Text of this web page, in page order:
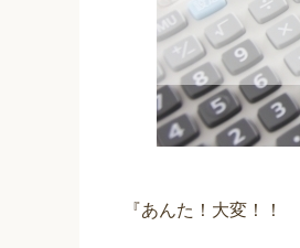
『あんた！大変！！